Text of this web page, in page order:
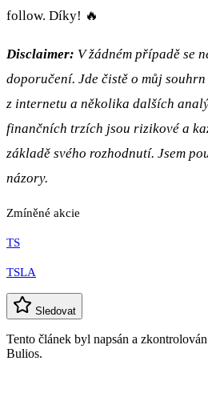
follow. Díky! 🔥
Disclaimer: V žádném případě se
doporučení. Jde čistě o můj
z internetu a několika dalších
finančních trzích jsou rizikové a
základě svého rozhodnutí. Jsem
názory.
Zmíněné akcie
TS
TSLA
Sledovat
Tento článek byl napsán a
Bulios.